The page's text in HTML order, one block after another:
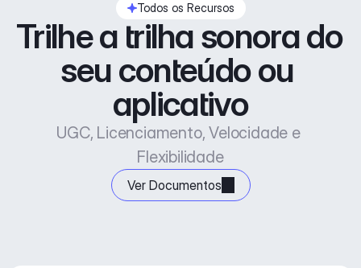
Todos os Recursos
Trilhe a trilha sonora do
seu conteúdo ou
aplicativo
UGC, Licenciamento, Velocidade e
Flexibilidade
Ver Documentos